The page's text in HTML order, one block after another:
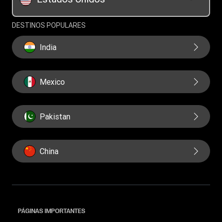
Swift/BIC
DESTINOS POPULARES
India
Mexico
Pakistan
China
PÁGINAS IMPORTANTES